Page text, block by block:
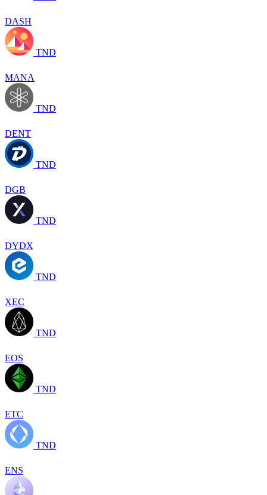
DASH
TND
MANA
TND
DENT
TND
DGB
TND
DYDX
TND
XEC
TND
EOS
TND
ETC
TND
ENS